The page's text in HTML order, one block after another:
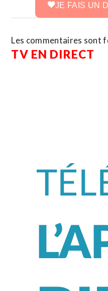
JE FAIS UN
Les commentaires sont
TV EN DIRECT